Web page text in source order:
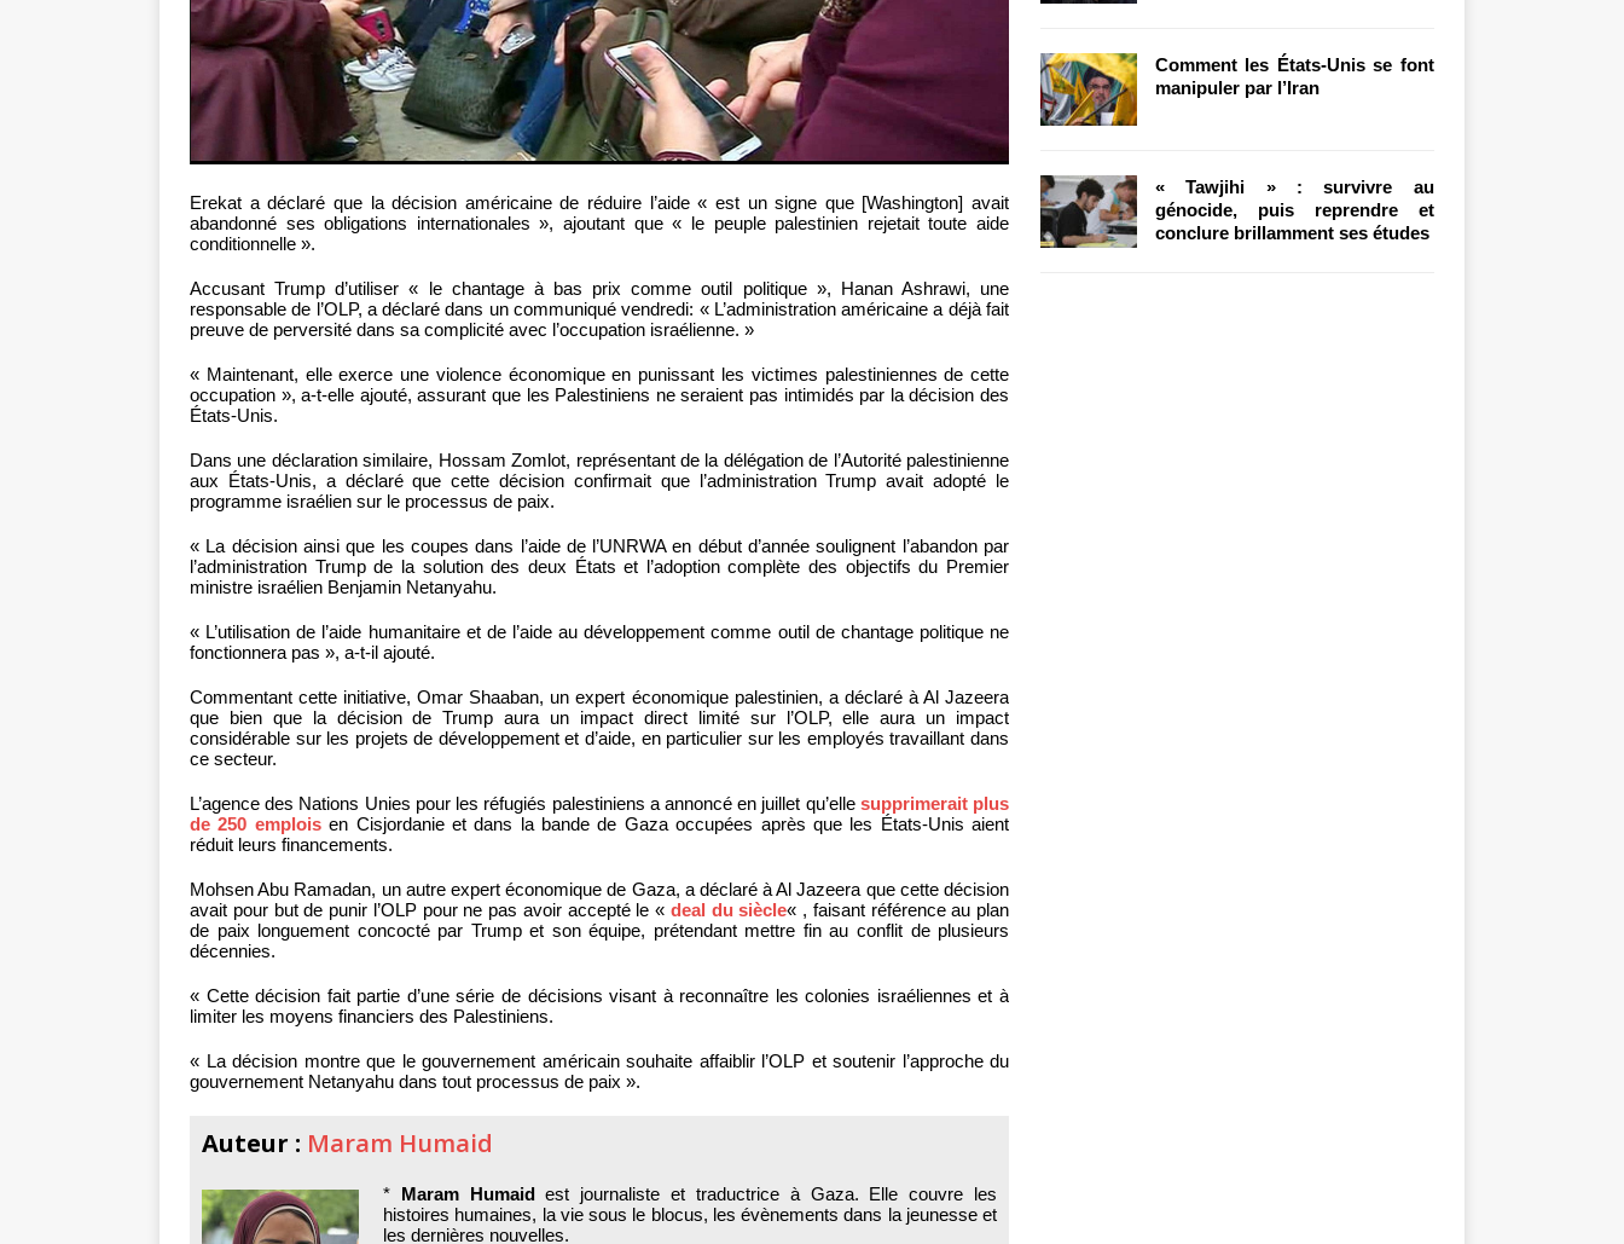
Erekat a déclaré que la décision américaine de réduire l’aide « est un signe que [Washington] avait
abandonné ses obligations internationales », ajoutant que « le peuple palestinien rejetait toute aide
conditionnelle ».
Accusant Trump d’utiliser « le chantage à bas prix comme outil politique », Hanan Ashrawi, une
responsable de l’OLP, a déclaré dans un communiqué vendredi: « L’administration américaine a déjà fait
preuve de perversité dans sa complicité avec l’occupation israélienne. »
« Maintenant, elle exerce une violence économique en punissant les victimes palestiniennes de cette
occupation », a-t-elle ajouté, assurant que les Palestiniens ne seraient pas intimidés par la décision des
États-Unis.
Dans une déclaration similaire, Hossam Zomlot, représentant de la délégation de l’Autorité palestinienne
aux États-Unis, a déclaré que cette décision confirmait que l’administration Trump avait adopté le
programme israélien sur le processus de paix.
« La décision ainsi que les coupes dans l’aide de l’UNRWA en début d’année soulignent l’abandon par
l’administration Trump de la solution des deux États et l’adoption complète des objectifs du Premier
ministre israélien Benjamin Netanyahu.
« L’utilisation de l’aide humanitaire et de l’aide au développement comme outil de chantage politique ne
fonctionnera pas », a-t-il ajouté.
Commentant cette initiative, Omar Shaaban, un expert économique palestinien, a déclaré à Al Jazeera
que bien que la décision de Trump aura un impact direct limité sur l’OLP, elle aura un impact
considérable sur les projets de développement et d’aide, en particulier sur les employés travaillant dans
ce secteur.
L’agence des Nations Unies pour les réfugiés palestiniens a annoncé en juillet qu’elle supprimerait plus
de 250 emploisen Cisjordanie et dans la bande de Gaza occupées après que les États-Unis aient
réduit leurs financements.
Mohsen Abu Ramadan, un autre expert économique de Gaza, a déclaré à Al Jazeera que cette décision
avait pour but de punir l’OLP pour ne pas avoir accepté le « deal du siècle« , faisant référence au plan
de paix longuement concocté par Trump et son équipe, prétendant mettre fin au conflit de plusieurs
décennies.
« Cette décision fait partie d’une série de décisions visant à reconnaître les colonies israéliennes et à
limiter les moyens financiers des Palestiniens.
« La décision montre que le gouvernement américain souhaite affaiblir l’OLP et soutenir l’approche du
gouvernement Netanyahu dans tout processus de paix ».
Auteur : Maram Humaid
* Maram Humaidest journaliste et traductrice à Gaza. Elle couvre les
histoires humaines, la vie sous le blocus, les évènements dans la jeunesse et
les dernières nouvelles.
Comment les États-Unis se font
manipuler par l’Iran
« Tawjihi » : survivre au
génocide, puis reprendre et
conclure brillamment ses études